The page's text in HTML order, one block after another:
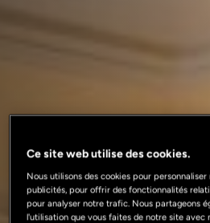
Ce site web utilise des cookies.
Nous utilisons des cookies pour
publicités, pour offrir des fonctionnalités
pour analyser notre trafic. Nous partageons
l'utilisation que vous faites de notre site avec